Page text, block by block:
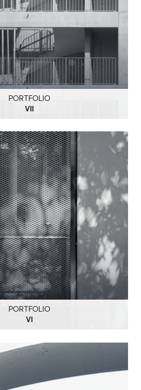
PORTFOLIO
VII
PORTFOLIO
VI